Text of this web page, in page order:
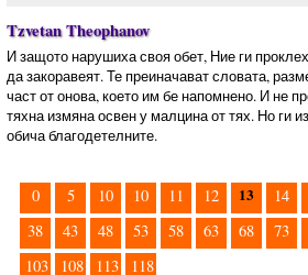
Tzvetan Theophanov
И защото нарушиха своя обет, Ние ги
да закоравеят. Те преиначават словата,
част от онова, което им бе напомнено. И не
тяхна измяна освен у малцина от тях. Но ги
обича благодетелните.
0 5 10 10 11 12 13 14
38
43 48 53 58 63 68 73
103
108 113 118